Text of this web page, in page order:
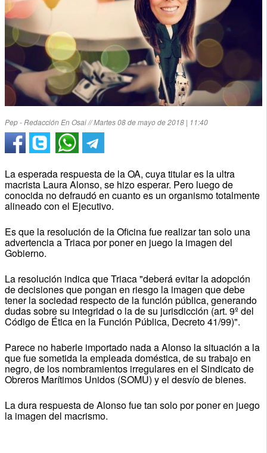
Pep - Redacción En Osai // Martes 08 de mayo de 2018 | 11:40
La esperada respuesta de la OA, cuya titular es la ultra
macrista Laura Alonso, se hizo esperar. Pero luego de
conocida no defraudó en cuanto es un organismo totalmente
alineado con el Ejecutivo.
Es que la resolución de la Oficina fue realizar tan solo una
advertencia a Triaca por poner en juego la imagen del
Gobierno.
La resolución indica que Triaca "deberá evitar la adopción
de decisiones que pongan en riesgo la imagen que debe
tener la sociedad respecto de la función pública, generando
dudas sobre su integridad o la de su jurisdicción (art. 9º del
Código de Ética en la Función Pública, Decreto 41/99)".
Parece no haberle importado nada a Alonso la situación a la
que fue sometida la empleada doméstica, de su trabajo en
negro, de los nombramientos irregulares en el Sindicato de
Obreros Marítimos Unidos (SOMU) y el desvío de bienes.
La dura respuesta de Alonso fue tan solo por poner en juego
la imagen del macrismo.